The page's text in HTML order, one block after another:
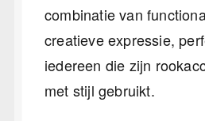
combinatie van
creatieve expressie,
iedereen die zijn
met stijl gebruikt.